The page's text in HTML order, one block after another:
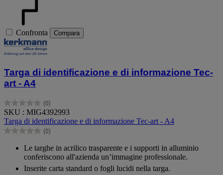
Confronta Compara
Targa di identificazione e di informazione Tec-
art - A4
(0)
0.0
su
5
stelle.
SKU : MIG4392993
Targa di identificazione e di informazione Tec-art - A4
(0)
0.0
Le targhe in acrilico trasparente e i supporti in alluminio
conferiscono all'azienda un’immagine professionale.
Inserite carta standard o fogli lucidi nella targa.